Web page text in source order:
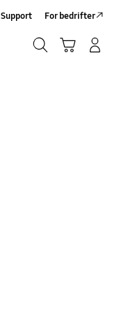
Support For bedrifter